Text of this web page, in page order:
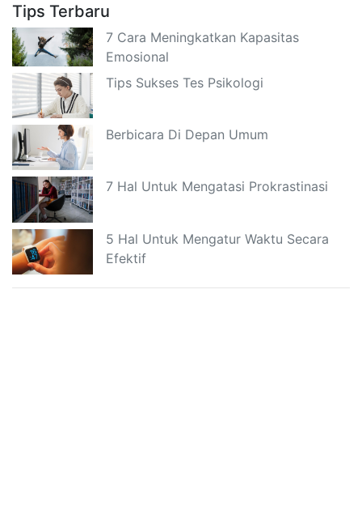
Tips Terbaru
7 Cara Meningkatkan Kapasitas
Emosional
Tips Sukses Tes Psikologi
Berbicara Di Depan Umum
7 Hal Untuk Mengatasi Prokrastinasi
5 Hal Untuk Mengatur Waktu Secara
Efektif